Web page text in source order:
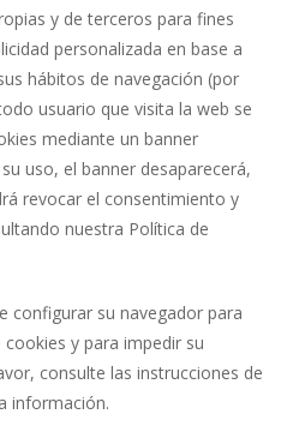
y de terceros para fines
personalizada en base a
hábitos de navegación (por
usuario que visita la web se
mediante un banner
uso, el banner desaparecerá,
revocar el consentimiento y
nuestra Política de
configurar su navegador para
y para impedir su
consulte las instrucciones de
información.